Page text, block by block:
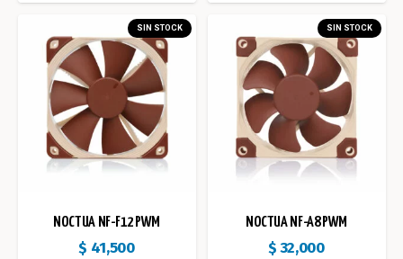
SIN STOCK
NOCTUA NF-F12 PWM
$ 41,500
SIN STOCK
NOCTUA NF-A8 PWM
$ 32,000